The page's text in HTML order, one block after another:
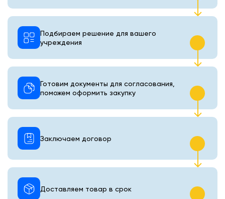
Подбираем решение для вашего
учреждения
Готовим документы для согласования,
поможем оформить закупку
Доставляем товар в срок
Заключаем договор